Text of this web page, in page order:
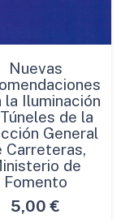
Nuevas
la Iluminación
de la
General
Carreteras,
de
Fomento
5,00 €